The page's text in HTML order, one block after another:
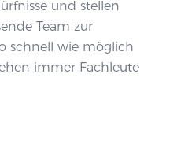
und stellen
Team zur
schnell wie möglich
immer Fachleute